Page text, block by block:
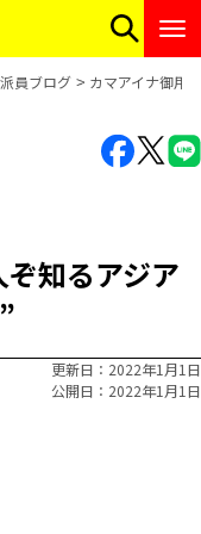
員ブログ カマアイナ御用
知るアジア
更新日
2022年1月1日
公開日
2022年1月1日